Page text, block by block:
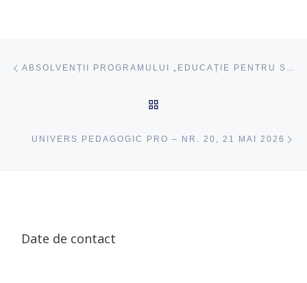
ABSOLVENȚII PROGRAMULUI „EDUCAȚIE PENTRU SOCIETATE” AU PRIMIT CERTIFICATELE DE RECALIFICARE
UNIVERS PEDAGOGIC PRO – NR. 20, 21 MAI 2026
Date de contact